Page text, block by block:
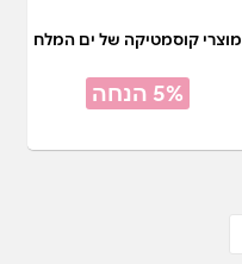
מוצרי קוסמטיקה של ים המלח
5% הנחה